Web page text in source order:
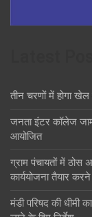
तीन चरणों में होगा खेल
जनता इंटर कॉलेज
आयोजित
ग्राम पंचायतों में ठोस
कार्ययोजना तैयार
मंडी परिषद की धीमी